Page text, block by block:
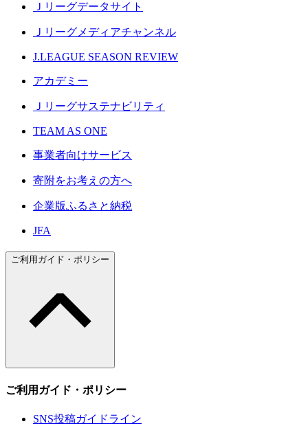
Ｊリーグデータサイト
Ｊリーグメディアチャンネル
J.LEAGUE SEASON REVIEW
アカデミー
Ｊリーグサステナビリティ
TEAM AS ONE
事業者向けサービス
寄附をお考えの方へ
企業版ふるさと納税
JFA
ご利用ガイド・ポリシー
ご利用ガイド・ポリシー
SNS投稿ガイドライン